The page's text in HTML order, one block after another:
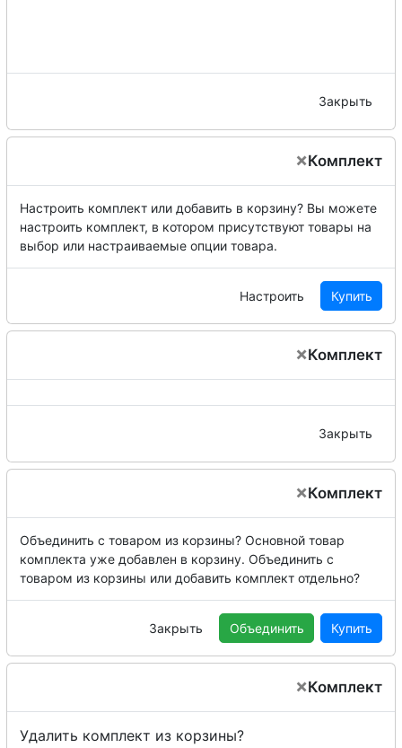
Закрыть
×Комплект
Настроить комплект или добавить в корзину? Вы можете
настроить комплект, в котором присутствуют товары на
выбор или настраиваемые опции товара.
Настроить Купить
×Комплект
Закрыть
×Комплект
Объединить с товаром из корзины? Основной товар
комплекта уже добавлен в корзину. Объединить с
товаром из корзины или добавить комплект отдельно?
Закрыть Объединить Купить
×Комплект
Удалить комплект из корзины?